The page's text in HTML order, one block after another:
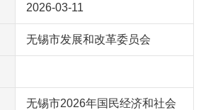
2026-03-11
无锡市发展和改革委员会
无锡市2026年国民经济和社会